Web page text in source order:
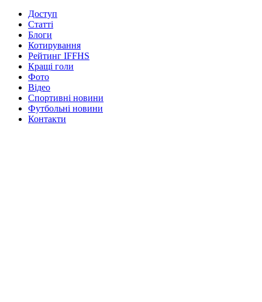
Доступ
Статті
Блоги
Котирування
Рейтинг IFFHS
Кращі голи
Фото
Відео
Спортивні новини
Футбольні новини
Контакти